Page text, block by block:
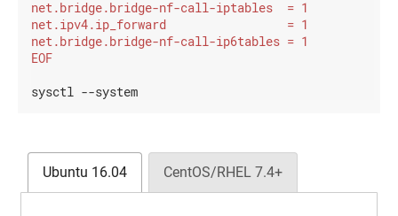
EOF
sysctl --system
Ubuntu 16.04 CentOS/RHEL 7.4+